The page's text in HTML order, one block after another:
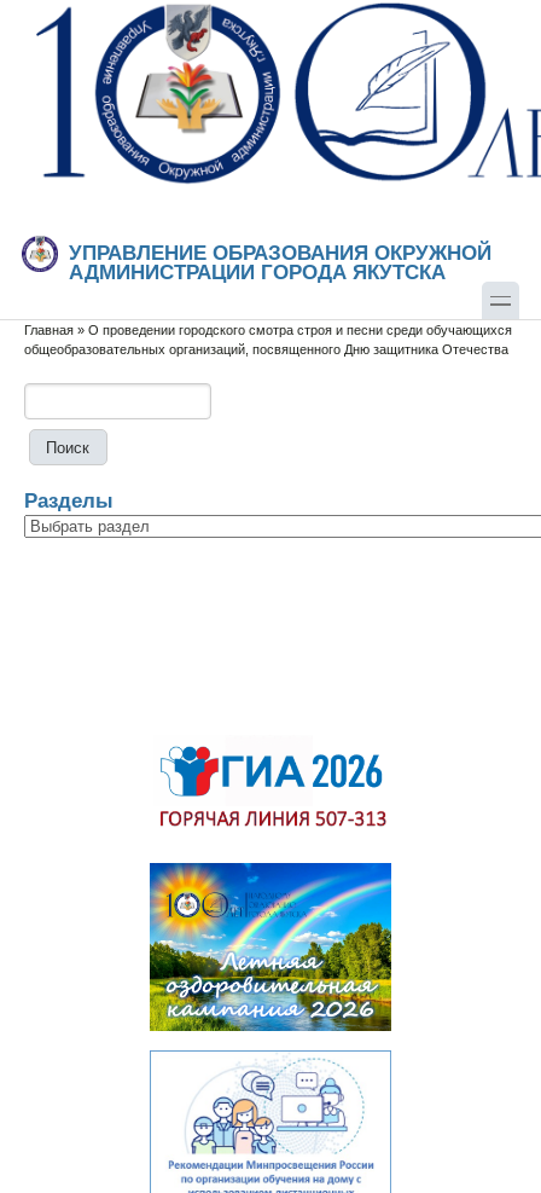
Перейти к основному содержанию
Skip to search
УПРАВЛЕНИЕ ОБРАЗОВАНИЯ ОКРУЖНОЙ
АДМИНИСТРАЦИИ ГОРОДА ЯКУТСКА
Вы здесь
Главная » О проведении городского смотра строя и песни среди обучающихся
общеобразовательных организаций, посвященного Дню защитника Отечества
Разделы